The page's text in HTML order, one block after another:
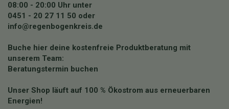
08:00 - 20:00 Uhr unter
0451 - 20 27 11 50 oder
info@regenbogenkreis.de
Buche hier deine kostenfreie Produktberatung mit
unserem Team:
Beratungstermin buchen
Unser Shop läuft auf 100 % Ökostrom aus erneuerbaren
Energien!